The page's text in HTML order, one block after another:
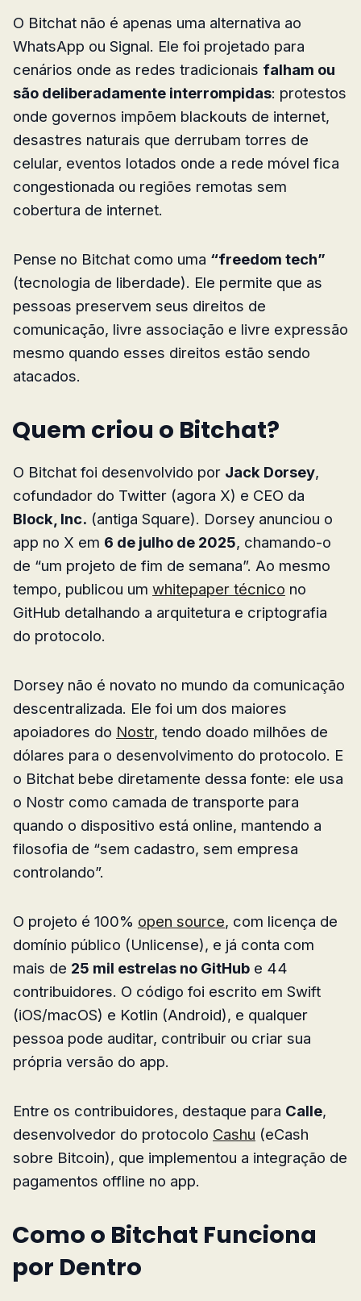
O Bitchat não é apenas uma alternativa ao
WhatsApp ou Signal. Ele foi projetado para
cenários onde as redes tradicionais falham ou
são deliberadamente interrompidas: protestos
onde governos impõem blackouts de internet,
desastres naturais que derrubam torres de
celular, eventos lotados onde a rede móvel fica
congestionada ou regiões remotas sem
cobertura de internet.
Pense no Bitchat como uma “freedom tech”
(tecnologia de liberdade). Ele permite que as
pessoas preservem seus direitos de
comunicação, livre associação e livre expressão
mesmo quando esses direitos estão sendo
atacados.
Quem criou o Bitchat?
O Bitchat foi desenvolvido por Jack Dorsey,
cofundador do Twitter (agora X) e CEO da
Block, Inc. (antiga Square). Dorsey anunciou o
app no X em 6 de julho de 2025, chamando-o
de “um projeto de fim de semana”. Ao mesmo
tempo, publicou um whitepaper técnico no
GitHub detalhando a arquitetura e criptografia
do protocolo.
Dorsey não é novato no mundo da comunicação
descentralizada. Ele foi um dos maiores
apoiadores do Nostr, tendo doado milhões de
dólares para o desenvolvimento do protocolo. E
o Bitchat bebe diretamente dessa fonte: ele usa
o Nostr como camada de transporte para
quando o dispositivo está online, mantendo a
filosofia de “sem cadastro, sem empresa
controlando”.
O projeto é 100% open source, com licença de
domínio público (Unlicense), e já conta com
mais de 25 mil estrelas no GitHub e 44
contribuidores. O código foi escrito em Swift
(iOS/macOS) e Kotlin (Android), e qualquer
pessoa pode auditar, contribuir ou criar sua
própria versão do app.
Entre os contribuidores, destaque para Calle,
desenvolvedor do protocolo Cashu (eCash
sobre Bitcoin), que implementou a integração de
pagamentos offline no app.
Como o Bitchat Funciona
por Dentro